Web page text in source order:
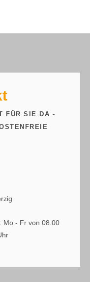
FÜR SIE DA -
Mo - Fr von 08.00